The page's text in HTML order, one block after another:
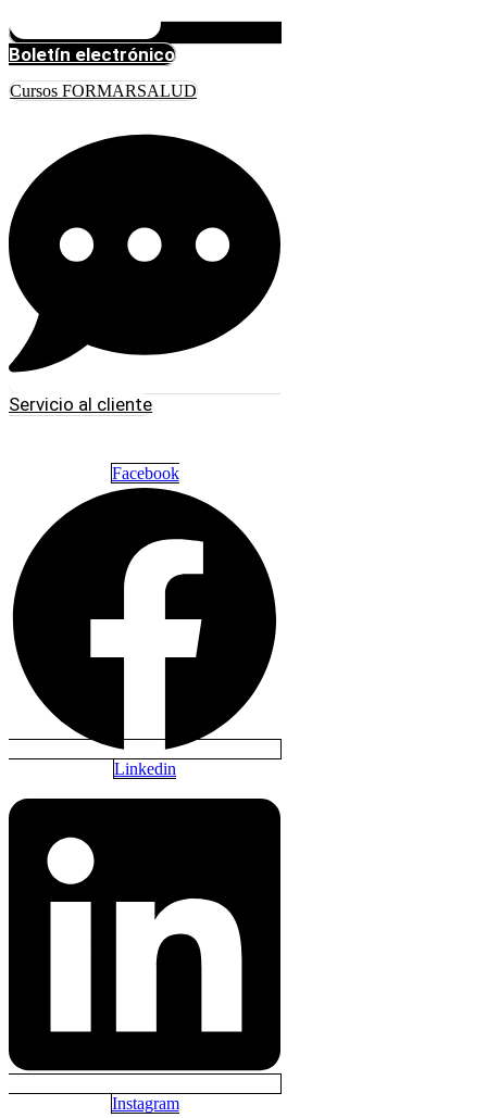
Boletín electrónico
Cursos FORMARSALUD
Servicio al cliente
Facebook
Linkedin
Instagram